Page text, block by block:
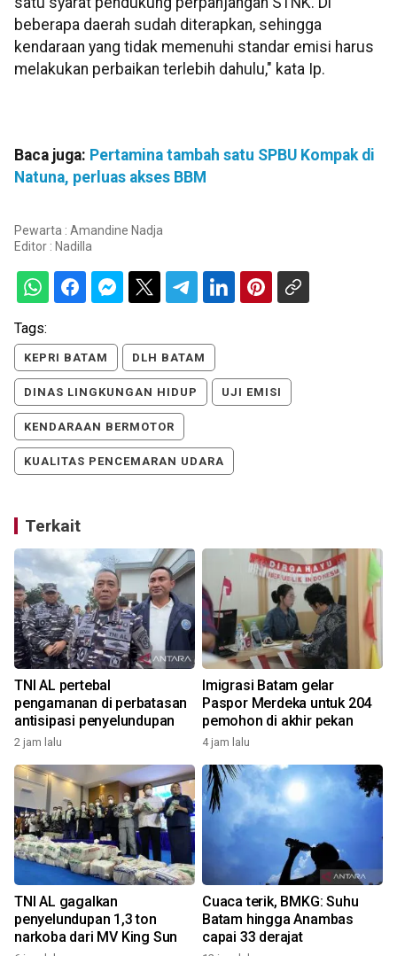
beberapa daerah sudah diterapkan, sehingga
kendaraan yang tidak memenuhi standar emisi harus
melakukan perbaikan terlebih dahulu," kata Ip.
Baca juga: Pertamina tambah satu SPBU Kompak di
Natuna, perluas akses BBM
Pewarta : Amandine Nadja
Editor : Nadilla
Tags:
KEPRI BATAM DLH BATAM
DINAS LINGKUNGAN HIDUP UJI EMISI
KENDARAAN BERMOTOR
KUALITAS PENCEMARAN UDARA
Terkait
TNI AL pertebal
pengamanan di perbatasan
antisipasi penyelundupan
2 jam lalu
Imigrasi Batam gelar
Paspor Merdeka untuk 204
pemohon di akhir pekan
4 jam lalu
TNI AL gagalkan
penyelundupan 1,3 ton
narkoba dari MV King Sun
Cuaca terik, BMKG: Suhu
Batam hingga Anambas
capai 33 derajat